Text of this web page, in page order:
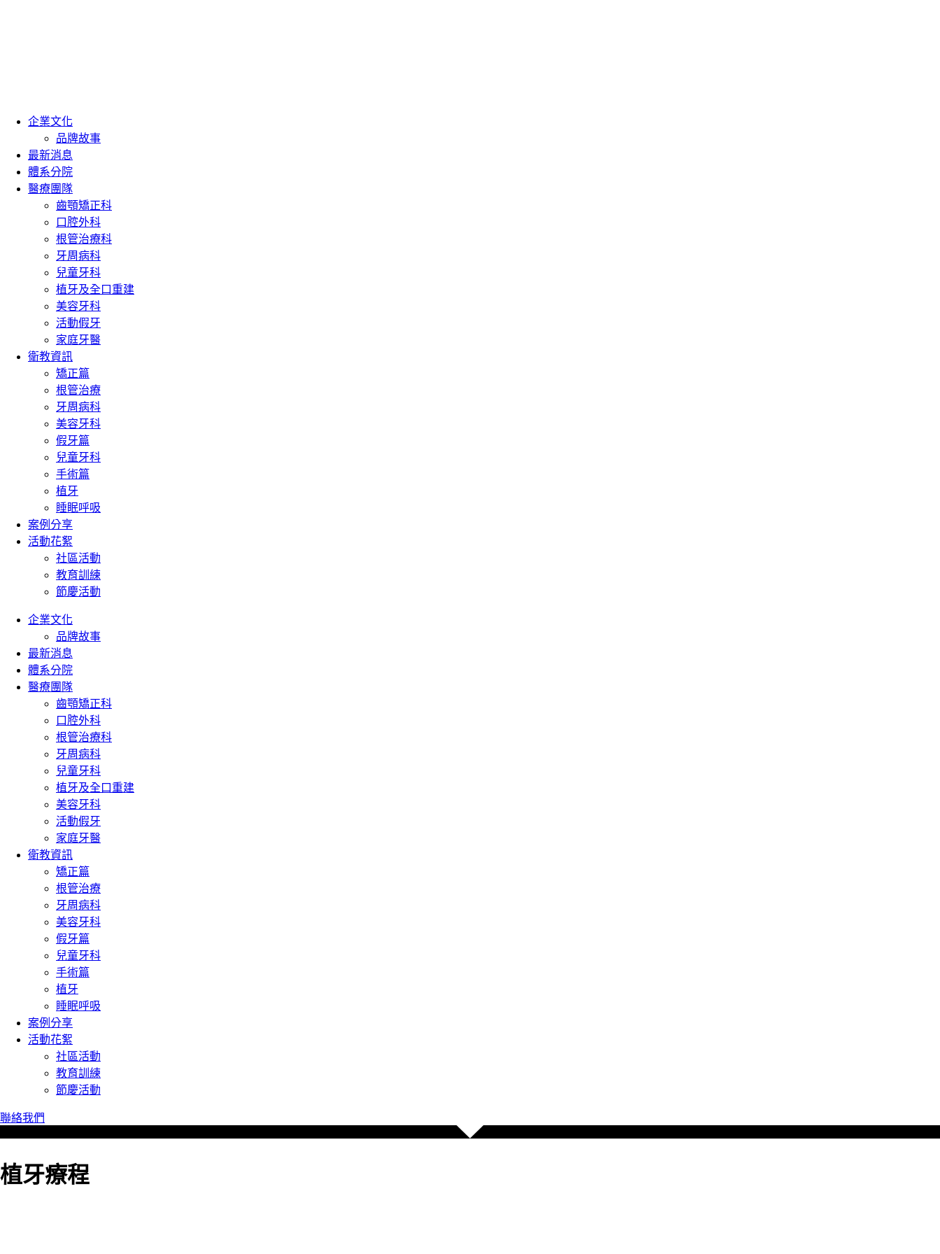
企業文化
品牌故事
最新消息
體系分院
醫療團隊
齒顎矯正科
口腔外科
根管治療科
牙周病科
兒童牙科
植牙及全口重建
美容牙科
活動假牙
家庭牙醫
衛教資訊
矯正篇
根管治療
牙周病科
美容牙科
假牙篇
兒童牙科
手術篇
植牙
睡眠呼吸
案例分享
活動花絮
社區活動
教育訓練
節慶活動
企業文化
品牌故事
最新消息
體系分院
醫療團隊
齒顎矯正科
口腔外科
根管治療科
牙周病科
兒童牙科
植牙及全口重建
美容牙科
活動假牙
家庭牙醫
衛教資訊
矯正篇
根管治療
牙周病科
美容牙科
假牙篇
兒童牙科
手術篇
植牙
睡眠呼吸
案例分享
活動花絮
社區活動
教育訓練
節慶活動
聯絡我們
植牙療程